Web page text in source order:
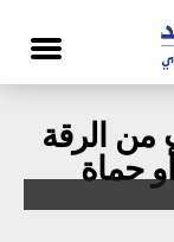
من الرقة
حماة